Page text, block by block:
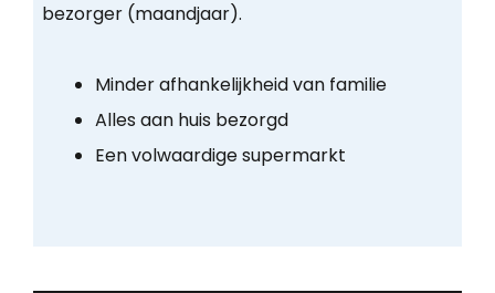
bezorger (maandjaar).
Minder afhankelijkheid van familie
Alles aan huis bezorgd
Een volwaardige supermarkt